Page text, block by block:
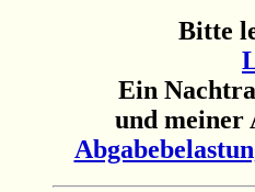
Bitte
Ein
und meiner